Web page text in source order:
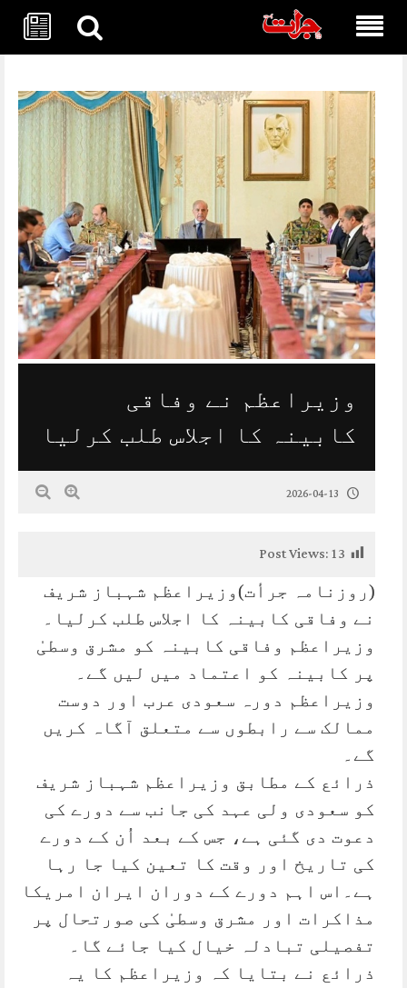
وزیراعظم نے وفاقی
کابینہ کا اجلاس طلب کرلیا
2026-04-13
Post Views:13
(روزنامہ جرأت)وزیراعظم شہباز شریف
نے وفاقی کابینہ کا اجلاس طلب کرلیا۔
وزیراعظم وفاقی کابینہ کو مشرق وسطیٰ
پر کابینہ کو اعتماد میں لیں گے۔
وزیراعظم دورہ سعودی عرب اور دوست
ممالک سے رابطوں سے متعلق آگاہ کریں
گے۔
ذرائع کے مطابق وزیراعظم شہباز شریف
کو سعودی ولی عہد کی جانب سے دورے کی
دعوت دی گئی ہے، جس کے بعد اُن کے دورے
کی تاریخ اور وقت کا تعین کیا جا رہا
ہے۔اس اہم دورے کے دوران ایران امریکا
مذاکرات اور مشرق وسطیٰ کی صورتحال پر
تفصیلی تبادلہ خیال کیا جائے گا۔
ذرائع نے بتایا کہ وزیراعظم کا یہ